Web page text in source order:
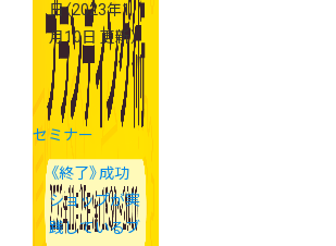
日（2023年1
月10日 更新）
セミナー
《終了》成功
ショップが実
践しているブ